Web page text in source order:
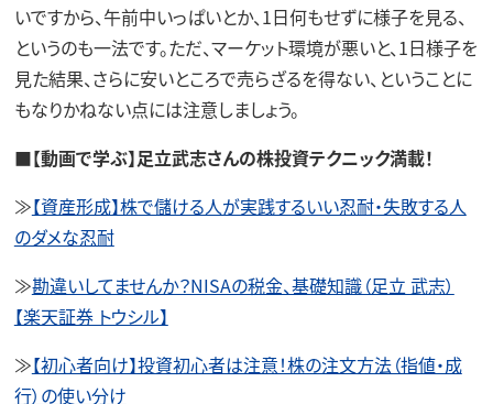
いですから、午前中いっぱいとか、1日何もせずに様子を見る、
というのも一法です。ただ、マーケット環境が悪いと、1日様子を
見た結果、さらに安いところで売らざるを得ない、ということに
もなりかねない点には注意しましょう。
■【動画で学ぶ】足立武志さんの株投資テクニック満載！
≫【資産形成】株で儲ける人が実践するいい忍耐・失敗する人
のダメな忍耐
≫勘違いしてませんか？NISAの税金、基礎知識（足立 武志）
【楽天証券 トウシル】
≫【初心者向け】投資初心者は注意！株の注文方法（指値・成
行）の使い分け